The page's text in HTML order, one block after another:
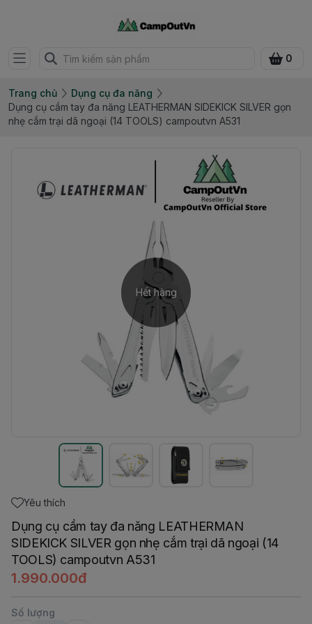
0
Trang chủ
Dụng cụ đa năng
Dụng cụ cầm tay đa năng LEATHERMAN SIDEKICK SILVER gọn
nhẹ cắm trại dã ngoại (14 TOOLS) campoutvn A531
Hết hàng
Yêu thích
Dụng cụ cầm tay đa năng LEATHERMAN
SIDEKICK SILVER gọn nhẹ cắm trại dã ngoại (14
TOOLS) campoutvn A531
1.990.000đ
Số lượng